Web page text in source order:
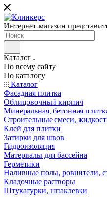
Интернет-магазин
Каталог
По всему сайту
По каталогу
Каталог
Фасадная плитка
Облицовочный кирпич
Минеральная, бетонная
Строительные смеси,
Клей для плитки
Затирки для швов
Гидроизоляция
Материалы для бассейна
Герметики
Наливные полы, ровнители,
Кладочные растворы
Штукатурки, шпаклевки